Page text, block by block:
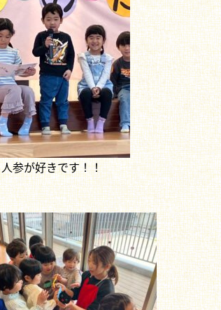
人参が好きです！！